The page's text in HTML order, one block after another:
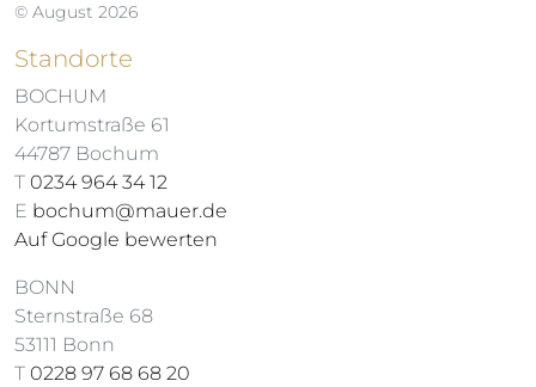
© August 2026
Standorte
BOCHUM
Kortumstraße 61
44787 Bochum
T 0234 964 34 12
E bochum@mauer.de
Auf Google bewerten
BONN
Sternstraße 68
53111 Bonn
T 0228 97 68 68 20